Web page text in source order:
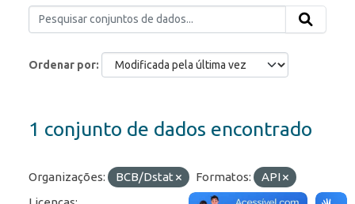
Ordenar por
1 conjunto de dados encontrado
Organizações: BCB/Dstat Formatos:
API